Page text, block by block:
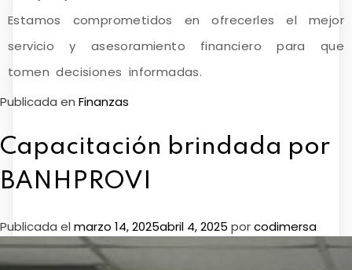
Estamos comprometidos en ofrecerles el mejor
servicio y asesoramiento financiero para que
tomen decisiones informadas.
Publicada en Finanzas
Capacitación brindada por
BANHPROVI
Publicada el marzo 14, 2025abril 4, 2025 porcodimersa